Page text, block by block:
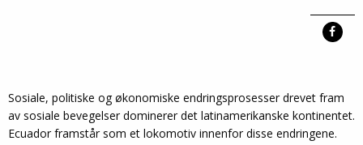
Sosiale, politiske og økonomiske endringsprosesser drevet fram
av sosiale bevegelser dominerer det latinamerikanske kontinentet.
Ecuador framstår som et lokomotiv innenfor disse endringene.